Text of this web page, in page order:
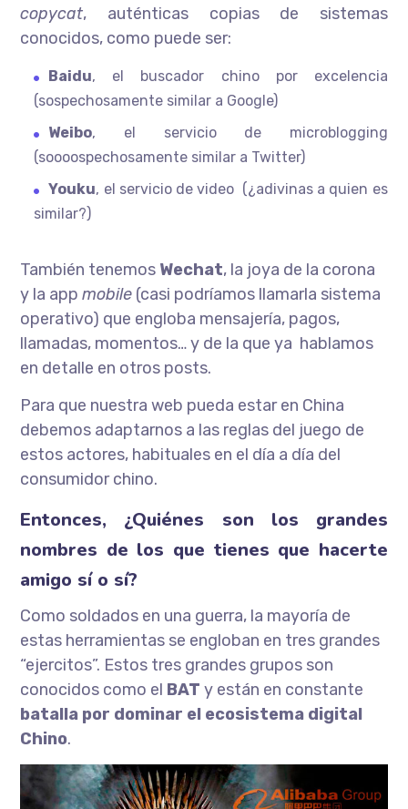
copycat, auténticas copias de sistemas
conocidos, como puede ser:
Baidu, el buscador chino por excelencia
(sospechosamente similar a Google)
Weibo, el servicio de microblogging
(soooospechosamente similar a Twitter)
Youku, el servicio de video (¿adivinas a quien es
similar?)
También tenemos Wechat, la joya de la corona
y la appmobile (casi podríamos llamarla sistema
operativo) que engloba mensajería, pagos,
llamadas, momentos… y de la que ya hablamos
en detalle en otros posts.
Para que nuestra web pueda estar en China
debemos adaptarnos a las reglas del juego de
estos actores, habituales en el día a día del
consumidor chino.
Entonces, ¿Quiénes son los grandes
nombres de los que tienes que hacerte
amigo sí o sí?
Como soldados en una guerra, la mayoría de
estas herramientas se engloban en tres grandes
“ejercitos”. Estos tres grandes grupos son
conocidos como el BAT y están en constante
batalla por dominar el ecosistema digital
Chino.